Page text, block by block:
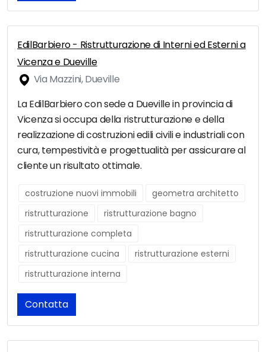
EdilBarbiero - Ristrutturazione di Interni ed Esterni a
Vicenza e Dueville
Via Mazzini, Dueville
La EdilBarbiero con sede a Dueville in provincia di
Vicenza si occupa della ristrutturazione e della
realizzazione di costruzioni edili civili e industriali con
cura, tempestività e progettualità per assicurare al
cliente un risultato ottimale.
costruzione nuovi immobili
geometra architetto
ristrutturazione
ristrutturazione bagno
ristrutturazione completa
ristrutturazione cucina
ristrutturazione esterni
ristrutturazione interna
Contatta